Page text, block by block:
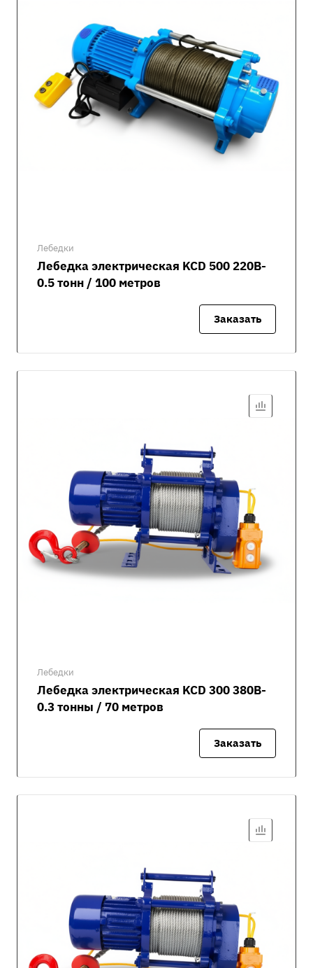
Лебедки
Лебедка электрическая KCD 500 220В-
0.5 тонн / 100 метров
Заказать
Лебедки
Лебедка электрическая KCD 300 380В-
0.3 тонны / 70 метров
Заказать